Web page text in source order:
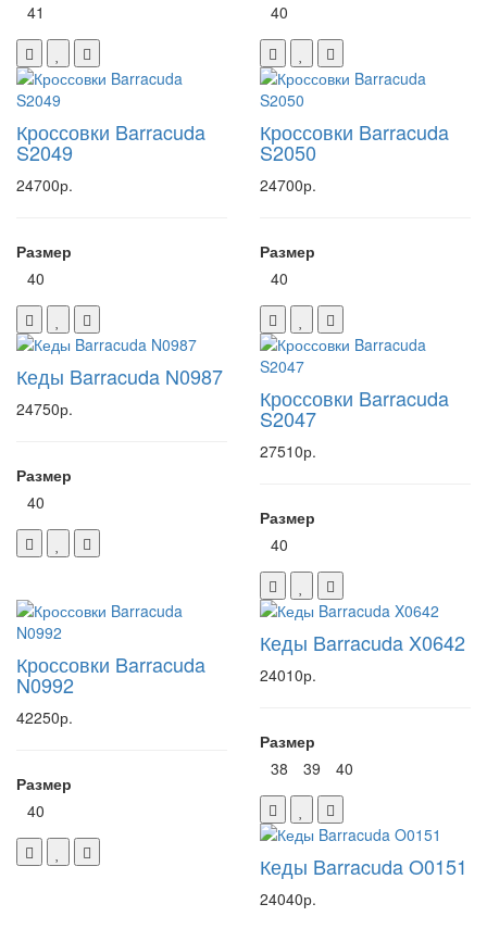
41
40
Кроссовки Barracuda
S2049
24700р.
Размер
40
Кроссовки Barracuda
S2050
24700р.
Размер
40
Кеды Barracuda N0987
24750р.
Размер
40
Кроссовки Barracuda
S2047
27510р.
Размер
40
Кроссовки Barracuda
N0992
42250р.
Размер
40
Кеды Barracuda X0642
24010р.
Размер
38
39 40
Кеды Barracuda O0151
24040р.